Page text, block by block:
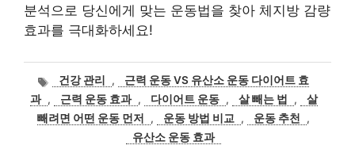
분석으로 당신에게 맞는 운동법을 찾아 체지방 감량
효과를 극대화하세요!
태
그
건강 관리 ,
근력 운동 VS 유산소 운동 다이어트 효
과 , 근력 운동 효과 , 다이어트 운동 , 살 빼는 법 ,
살
빼려면 어떤 운동 먼저
, 운동 방법 비교 , 운동 추천
,
유산소 운동 효과